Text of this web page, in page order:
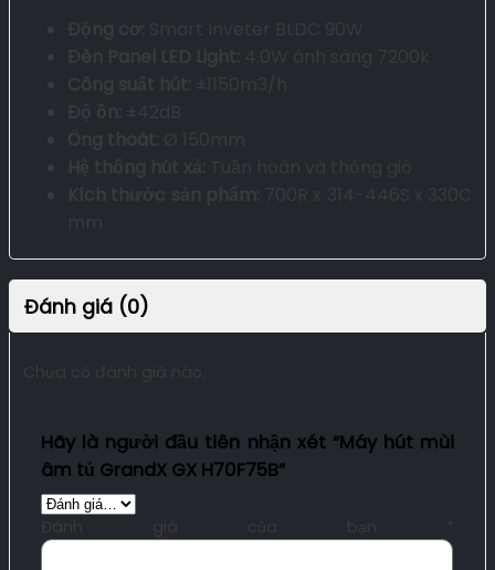
Động cơ:
Smart Inveter BLDC 90W
Đèn Panel LED Light: 4.0W ánh sáng 7200k
Công suất hút:
±1150m3/h
±42dB
Ống thoát:
Ø 150mm
Hệ thống hút xả:
Kích thước sản phẩm:
700R x 314-446S x 330C
mm
Đánh giá (0)
Chưa có đánh giá nào.
Hãy là người đầu tiên nhận xét “Máy hút mùi
âm tủ GrandX GX H70F75B”
Đánh giá của bạn